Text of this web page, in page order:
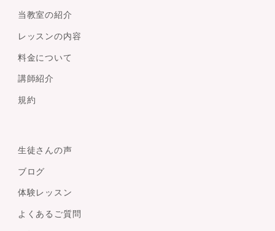
当教室の紹介
レッスンの内容
料金について
講師紹介
規約
生徒さんの声
ブログ
体験レッスン
よくあるご質問